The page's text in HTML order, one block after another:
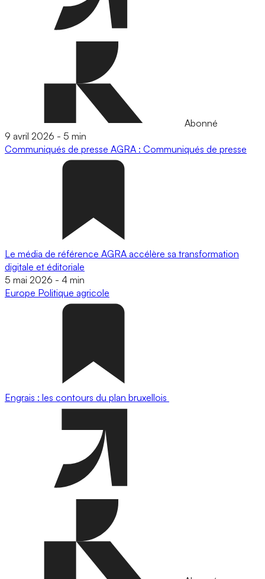
Abonné
9 avril 2026 - 5 min
Communiqués de presse AGRA : Communiqués de presse
Le média de référence AGRA accélère sa transformation
digitale et éditoriale
5 mai 2026 - 4 min
Europe Politique agricole
Engrais : les contours du plan bruxellois